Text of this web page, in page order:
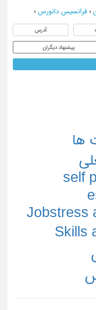
؛ فرانسیس دانورس ؛
آدرس
پیشنهاد دیگران
Jobstress
self
Skills
ها